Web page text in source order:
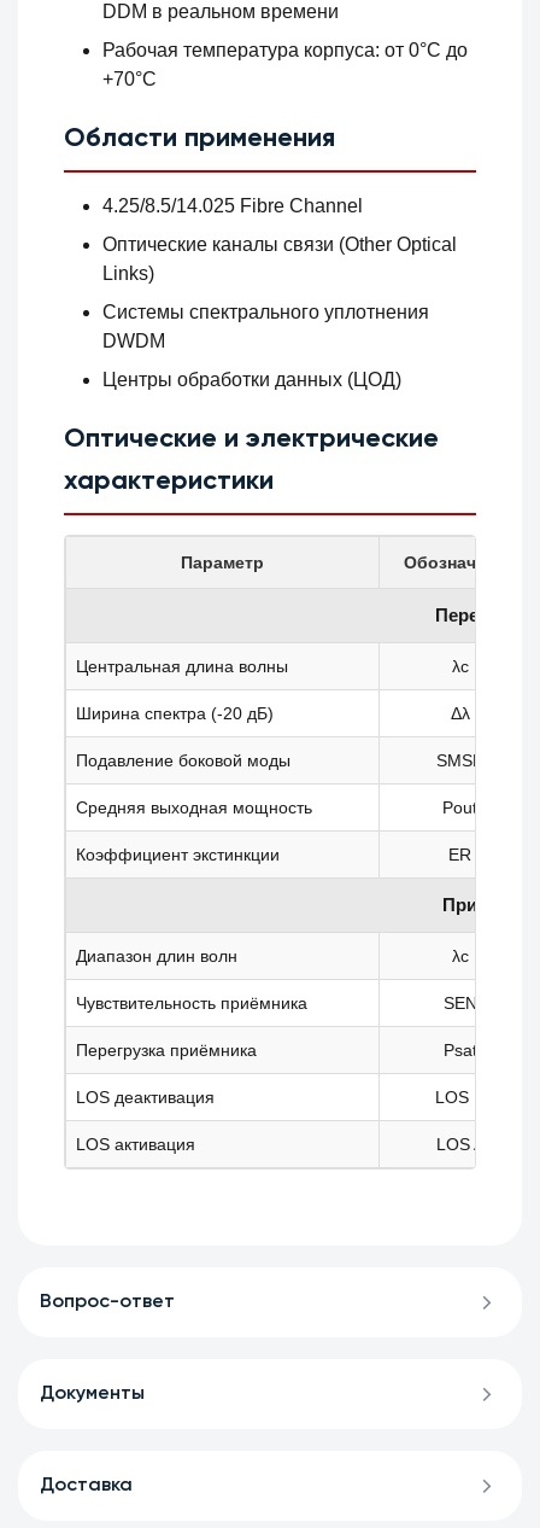
DDM в реальном времени
Рабочая температура корпуса: от 0°C до
+70°C
Области применения
4.25/8.5/14.025 Fibre Channel
Оптические каналы связи (Other Optical
Links)
Системы спектрального уплотнения
DWDM
Центры обработки данных (ЦОД)
Оптические и электрические
характеристики
Параметр Обозначение
Передатчик
Центральная длина волны λc
Ширина спектра (-20 дБ) Δλ
Подавление боковой моды SMSR
Средняя выходная мощность Pout
Коэффициент экстинкции ER
Приёмник
Диапазон длин волн λc
Чувствительность приёмника SEN
Перегрузка приёмника Psat
LOS деактивация LOS D
LOS активация LOS A
Вопрос-ответ
Документы
Доставка